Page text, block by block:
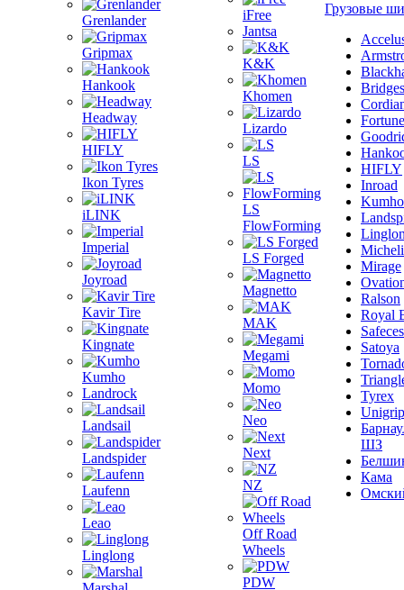
Grenlander
Gripmax
Hankook
Headway
HIFLY
Ikon Tyres
iLINK
Imperial
Joyroad
Kavir Tire
Kingnate
Kumho
Landrock
Landsail
Landspider
Laufenn
Leao
Linglong
iFree
Jantsa
K&K
Khomen
Lizardo
LS
LS
FlowForming
LS Forged
Magnetto
MAK
Megami
Momo
Neo
Next
NZ
Off Road
Wheels
PDW
Грузовые
Fortune
HIFLY
Inroad
Kumho
Mirage
Ralson
Royal
Satoya
Tyrex
Unigrip
ШЗ
Кама